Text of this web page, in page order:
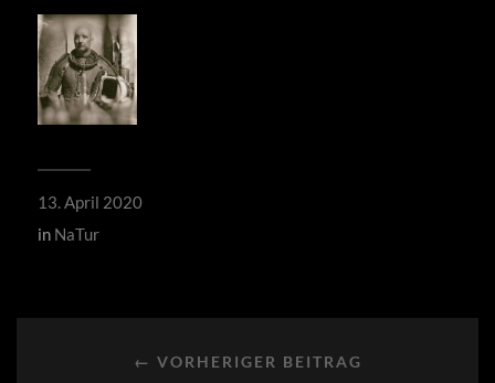
13. April 2020
in NaTur
← VORHERIGER BEITRAG